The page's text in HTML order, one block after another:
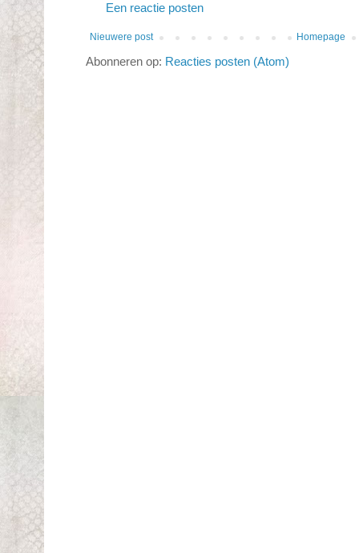
Een reactie posten
Nieuwere post Homepage
Abonneren op: Reacties posten (Atom)